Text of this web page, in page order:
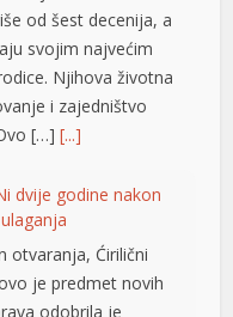
Njihova životna
i zajedništvo
[…][...]
dvije godine nakon
otvaranja, Ćirilični
je predmet novih
odobrila je
stazama i
KM sa PDV-om.